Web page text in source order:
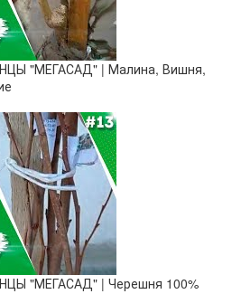
"МЕГАСАД" | Малина, Вишня,
"МЕГАСАД" | Черешня 100%